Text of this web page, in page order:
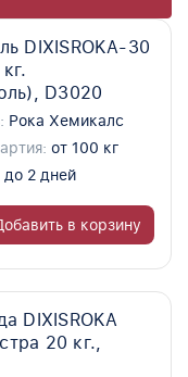
DIXISROKA-30
D3020
Рока Хемикалс
от 100 кг
до 2 дней
в корзину
DIXISROKA
20 кг.,